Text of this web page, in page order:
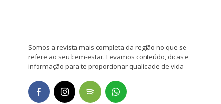
Somos a revista mais completa da região no que se
refere ao seu bem-estar. Levamos conteúdo, dicas e
informação para te proporcionar qualidade de vida.